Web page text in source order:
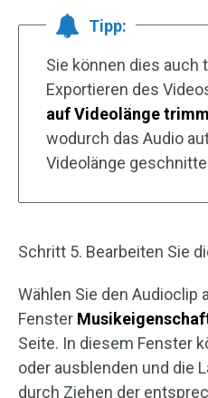
Tipp:
Sie können dies auch
Exportieren des
auf Videolänge
wodurch das Audio
Videolänge
Schritt 5. Bearbeiten Sie
Wählen Sie den Audioclip
Fenster
Seite. In diesem Fenster
oder ausblenden und die
durch Ziehen der